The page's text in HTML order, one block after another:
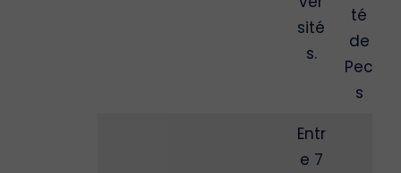
sité
s.
té
de
Pec
s
Entr
e 7